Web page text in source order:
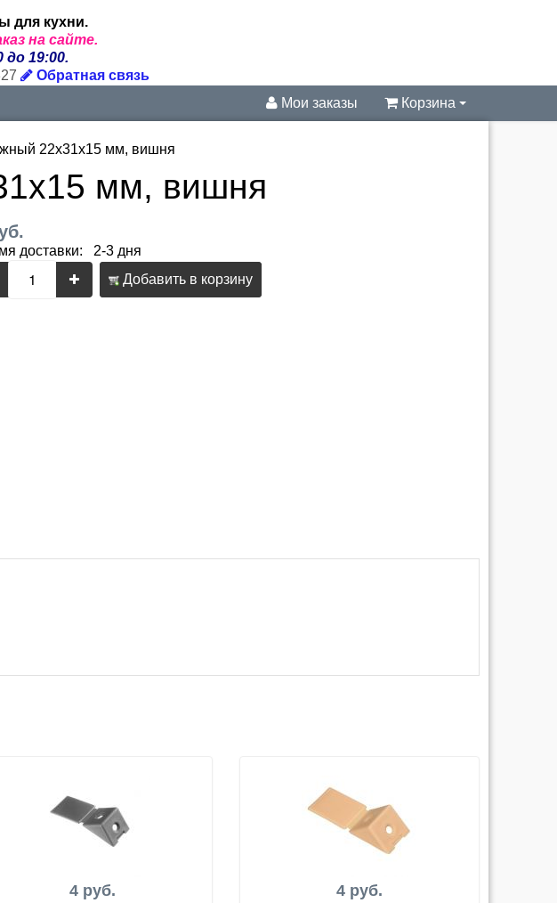
для кухни.
на сайте.
19:00.
Обратная связь
Мои заказы Корзина
22х31х15 мм, вишня
мм, вишня
доставки: 2-3 дня
Добавить в корзину
4 руб.
4 руб.